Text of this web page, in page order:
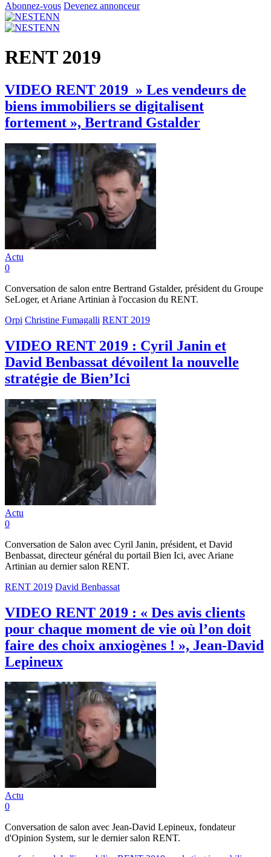
Abonnez-vous Devenez annonceur
RENT 2019
VIDEO RENT 2019 » Les vendeurs de
biens immobiliers se digitalisent
fortement », Bertrand Gstalder
Actu
0
Conversation de salon entre Bertrand Gstalder, président du Groupe
SeLoger, et Ariane Artinian à l'occasion du RENT.
Orpi Christine Fumagalli RENT 2019
VIDEO RENT 2019 : Cyril Janin et
David Benbassat dévoilent la nouvelle
stratégie de Bien’Ici
Actu
0
Conversation de Salon avec Cyril Janin, président, et David
Benbassat, directeur général du portail Bien Ici, avec Ariane
Artinian au dernier salon RENT.
RENT 2019 David Benbassat
VIDEO RENT 2019 : « Des avis clients
pour chaque moment de vie où l’on doit
faire des choix anxiogènes ! », Jean-David
Lepineux
Actu
0
Conversation de salon avec Jean-David Lepineux, fondateur
d'Opinion System, sur le dernier salon RENT.